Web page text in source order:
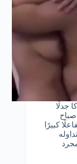
جدلًا
كبيرًا